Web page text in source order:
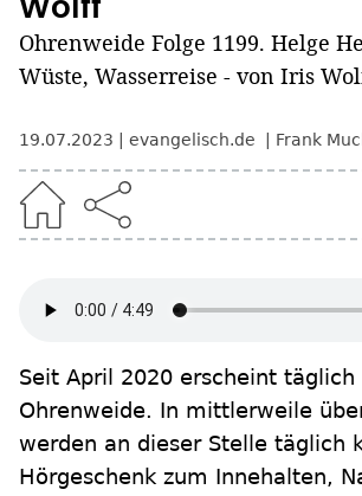
Wolff
Ohrenweide Folge 1199. Helge
Wüste, Wasserreise - von Iris
19.07.2023 evangelisch.de Frank
Seit April 2020 erscheint täglich
Ohrenweide. In mittlerweile
werden an dieser Stelle täglich
Hörgeschenk zum Innehalten,